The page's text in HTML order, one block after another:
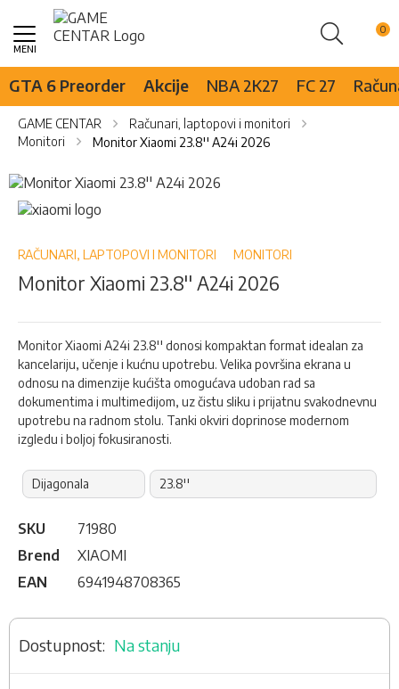
Pretraži
Skip
Content
GTA 6 Preorder Akcije NBA 2K27 FC 27
GAME CENTAR
Računari, laptopovi i monitori
Monitori
Monitor Xiaomi 23.8'' A24i 2026
Skip
to
the
of
images
Skip
to
beginning
the
gallery
RAČUNARI, LAPTOPOVI I MONITORI MONITORI
Monitor Xiaomi 23.8'' A24i 2026
Monitor Xiaomi A24i 23.8'' donosi kompaktan format idealan za
kancelariju, učenje i kućnu upotrebu. Velika površina ekrana u
odnosu na dimenzije kućišta omogućava udoban rad sa
dokumentima i multimedijom, uz čistu sliku i prijatnu svakodnevnu
upotrebu na radnom stolu. Tanki okviri doprinose modernom
izgledu i boljoj fokusiranosti.
Dijagonala 23.8''
SKU
71980
Brend
XIAOMI
EAN
6941948708365
Na stanju